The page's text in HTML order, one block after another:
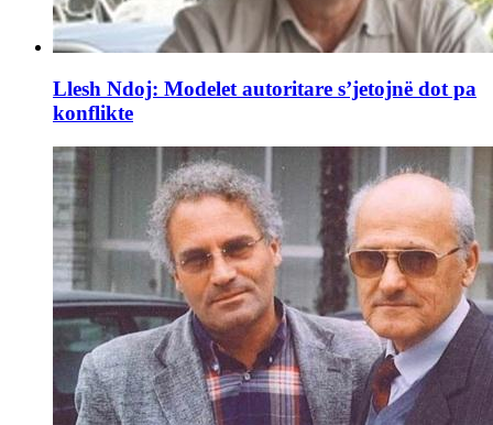
Llesh Ndoj: Modelet autoritare s’jetojnë dot pa
konflikte